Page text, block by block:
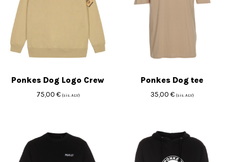
Ponkes Dog Logo Crew
75,00 € (sis. ALV)
Ponkes Dog tee
35,00€ (sis. ALV)